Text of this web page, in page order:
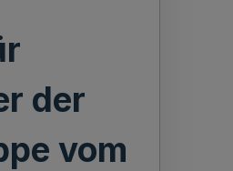
der
vom